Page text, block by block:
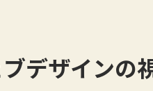
デザインの